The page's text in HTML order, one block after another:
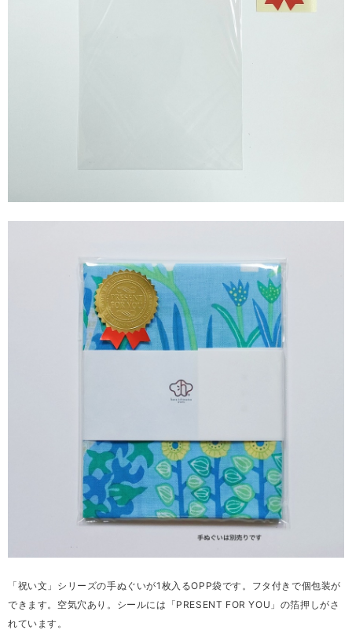
「祝い文」シリーズの手ぬぐいが1枚入るOPP袋です。フタ付きで個包装が
できます。空気穴あり。シールには「PRESENT FOR YOU」の箔押しがさ
れています。